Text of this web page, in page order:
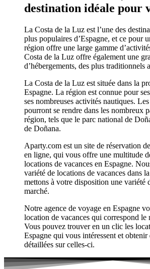
destination idéale pour
La Costa de la Luz est l’une des
plus populaires d’Espagne, et ce pour
région offre une large gamme
Costa de la Luz offre également une
d’hébergements, des plus traditionnels
La Costa de la Luz est située dans la
Espagne. La région est connue pour
ses nombreuses activités nautiques.
pourront se rendre dans les nombreux
région, tels que le parc national de
de Doñana.
Aparty.com est un site de réservation
en ligne, qui vous offre une multitude
locations de vacances en Espagne.
variété de locations de vacances dans
mettons à votre disposition une variété
marché.
Notre agence de voyage en Espagne
location de vacances qui correspond le
Vous pouvez trouver en un clic les
Espagne qui vous intéressent et
détaillées sur celles-ci.